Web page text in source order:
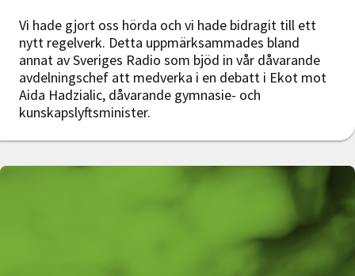
Vi hade gjort oss hörda och vi hade bidragit till ett
nytt regelverk. Detta uppmärksammades bland
annat av Sveriges Radio som bjöd in vår dåvarande
avdelningschef att medverka i en debatt i Ekot mot
Aida Hadzialic, dåvarande gymnasie- och
kunskapslyftsminister.